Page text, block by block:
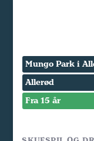
Mungo Park i
Allerød
Fra 15 år